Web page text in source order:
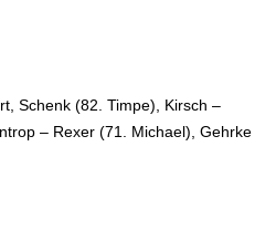
Schenk (82. Timpe), Kirsch –
– Rexer (71. Michael), Gehrke